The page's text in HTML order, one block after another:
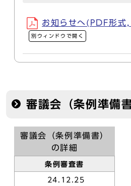
お知らせへ(PDF形
別ウィンドウで開く
審議会（条例準備書
審議会（条例準備書）
の詳細
条例審査書
24.12.25